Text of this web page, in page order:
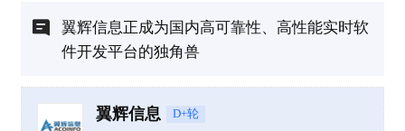
翼辉信息正成为国内高可靠性、高性能实时软
件开发平台的独角兽
翼辉信息 D+轮